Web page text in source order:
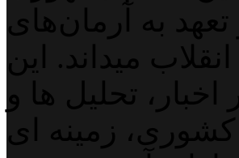
به آرمان‌های
میداند. این
تحلیل ها و
زمینه ای